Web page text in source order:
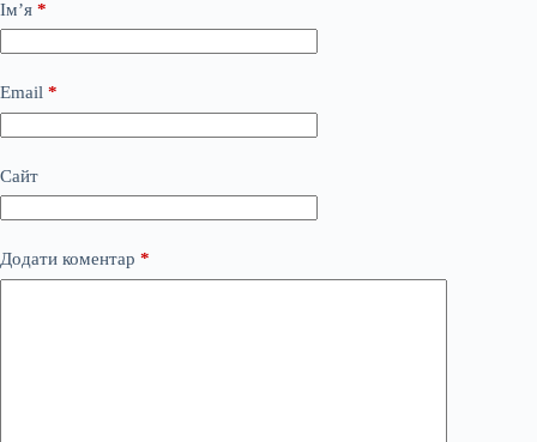
Ім’я *
Email *
Сайт
Додати коментар *